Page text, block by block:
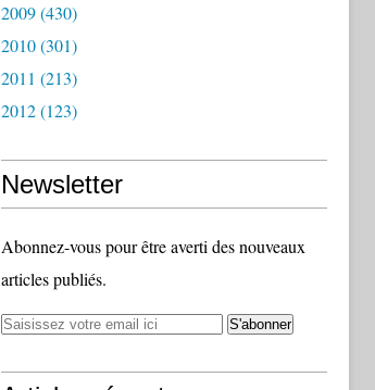
2009(430)
2010(301)
2011 (213)
2012(123)
Newsletter
Abonnez-vous pour être averti des nouveaux
articles publiés.